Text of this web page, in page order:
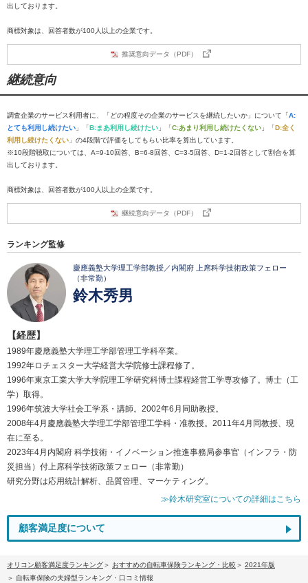
出しております。
商標対象は、回答者数が100人以上の企業です。
推奨意向データ（PDF）
継続意向
調査企業のサービス利用者に、「どの程度その企業のサービスを継続したいか」について「A:
とても利用し続けたい 」「B:まあ利用し続けたい 」「C:あまり利用し続けたくない 」「D:全く
利用し続けたくない 」の4段階で評価をしてもらい比率を算出しています。
※10段階聴取については、A=9-10回答、B=6-8回答、C=3-5回答、D=1-2回答として割合を算
出しております。
商標対象は、回答者数が100人以上の企業です。
継続意向データ（PDF）
ランキング監修
慶應義塾大学理工学部教授／内閣府 上席科学技術政策フェロー
（非常勤）
鈴木秀男
【経歴】
1989年慶應義塾大学理工学部管理工学科卒業。
1992年ロチェスター大学経営大学院修士課程修了。
1996年東京工業大学大学院理工学研究科博士課程経営工学専攻修了。博士（工
学）取得。
1996年筑波大学社会工学系・講師。2002年6月同助教授。
2008年4月慶應義塾大学理工学部管理工学科・准教授。2011年4月同教授、現
在に至る。
2023年4月内閣府 科学技術・イノベーション推進事務局参事官（インフラ・防
災担当）付上席科学技術政策フェロー（非常勤）
研究分野は応用統計解析、品質管理、マーケティング。
≫鈴木研究室についての詳細はこちら
顧客満足度について
オリコン顧客満足度ランキング おすすめの自転車保険ランキング・比較
2021年版
自転車保険の夫婦型ランキング・口コミ情報